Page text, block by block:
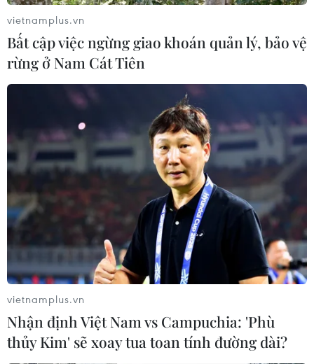
vietnamplus.vn
Bất cập việc ngừng giao khoán quản lý, bảo vệ
rừng ở Nam Cát Tiên
vietnamplus.vn
Nhận định Việt Nam vs Campuchia: 'Phù
thủy Kim' sẽ xoay tua toan tính đường dài?